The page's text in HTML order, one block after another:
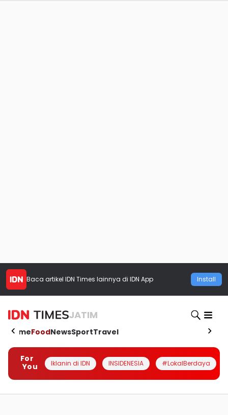
Baca artikel IDN Times lainnya di IDN App Install
JATIM
HomeFoodNewsSportTravel
For
You
Iklanin di IDN INSIDENESIA #LokalBerdaya